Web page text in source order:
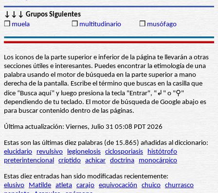
↓↓↓ Grupos Siguientes
❒ muela ❒ multitudinario ❒ musófago
Los iconos de la parte superior e inferior de la página te llevarán a otras
secciones útiles e interesantes. Puedes encontrar la etimología de una
palabra usando el motor de búsqueda en la parte superior a mano
derecha de la pantalla. Escribe el término que buscas en la casilla que
dice “Busca aquí” y luego presiona la tecla "Entrar", "↲" o "⚲"
dependiendo de tu teclado. El motor de búsqueda de Google abajo es
para buscar contenido dentro de las páginas.
Última actualización: Viernes, Julio 31 05:08 PDT 2026
Estas son las últimas diez palabras (de 15.865) añadidas al diccionario:
elucidario
revulsivo legionelosis ciclosporiasis
histótrofo
preterintencional críptido achicar doctrina monocárpico
Estas diez entradas han sido modificadas recientemente:
elusivo
Matilde atleta carajo equivocación chuico churrasco